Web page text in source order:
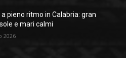
a pieno ritmo in Calabria: gran
e mari calmi
2026